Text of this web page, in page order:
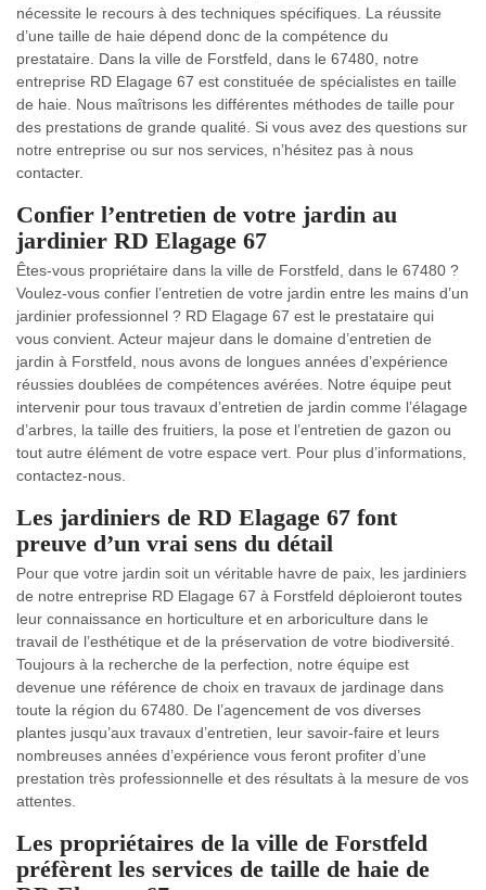
nécessite le recours à des techniques spécifiques. La réussite
d’une taille de haie dépend donc de la compétence du
prestataire. Dans la ville de Forstfeld, dans le 67480, notre
entreprise RD Elagage 67 est constituée de spécialistes en taille
de haie. Nous maîtrisons les différentes méthodes de taille pour
des prestations de grande qualité. Si vous avez des questions sur
notre entreprise ou sur nos services, n’hésitez pas à nous
contacter.
Confier l’entretien de votre jardin au
jardinier RD Elagage 67
Êtes-vous propriétaire dans la ville de Forstfeld, dans le 67480 ?
Voulez-vous confier l’entretien de votre jardin entre les mains d’un
jardinier professionnel ? RD Elagage 67 est le prestataire qui
vous convient. Acteur majeur dans le domaine d’entretien de
jardin à Forstfeld, nous avons de longues années d’expérience
réussies doublées de compétences avérées. Notre équipe peut
intervenir pour tous travaux d’entretien de jardin comme l’élagage
d’arbres, la taille des fruitiers, la pose et l’entretien de gazon ou
tout autre élément de votre espace vert. Pour plus d’informations,
contactez-nous.
Les jardiniers de RD Elagage 67 font
preuve d’un vrai sens du détail
Pour que votre jardin soit un véritable havre de paix, les jardiniers
de notre entreprise RD Elagage 67 à Forstfeld déploieront toutes
leur connaissance en horticulture et en arboriculture dans le
travail de l’esthétique et de la préservation de votre biodiversité.
Toujours à la recherche de la perfection, notre équipe est
devenue une référence de choix en travaux de jardinage dans
toute la région du 67480. De l’agencement de vos diverses
plantes jusqu’aux travaux d’entretien, leur savoir-faire et leurs
nombreuses années d’expérience vous feront profiter d’une
prestation très professionnelle et des résultats à la mesure de vos
attentes.
Les propriétaires de la ville de Forstfeld
préfèrent les services de taille de haie de